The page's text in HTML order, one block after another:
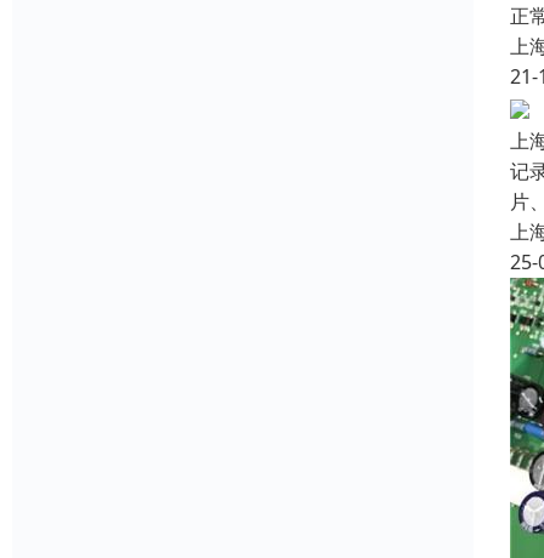
正
上
21-
上
记
片
上
25-